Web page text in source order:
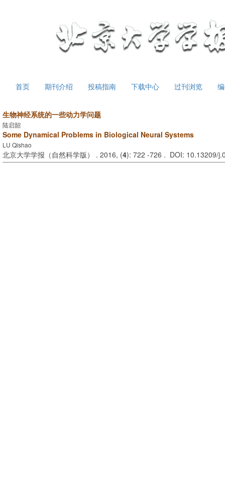
首页 期刊介绍 投稿指南 下载中心 过刊浏览
生物神经系统的一些动力学问题
陆启韶
Some Dynamical Problems in Biological Neural Systems
LU Qishao
北京大学学报（自然科学版） . 2016, (4): 722 -726 . DOI: 10.13209/